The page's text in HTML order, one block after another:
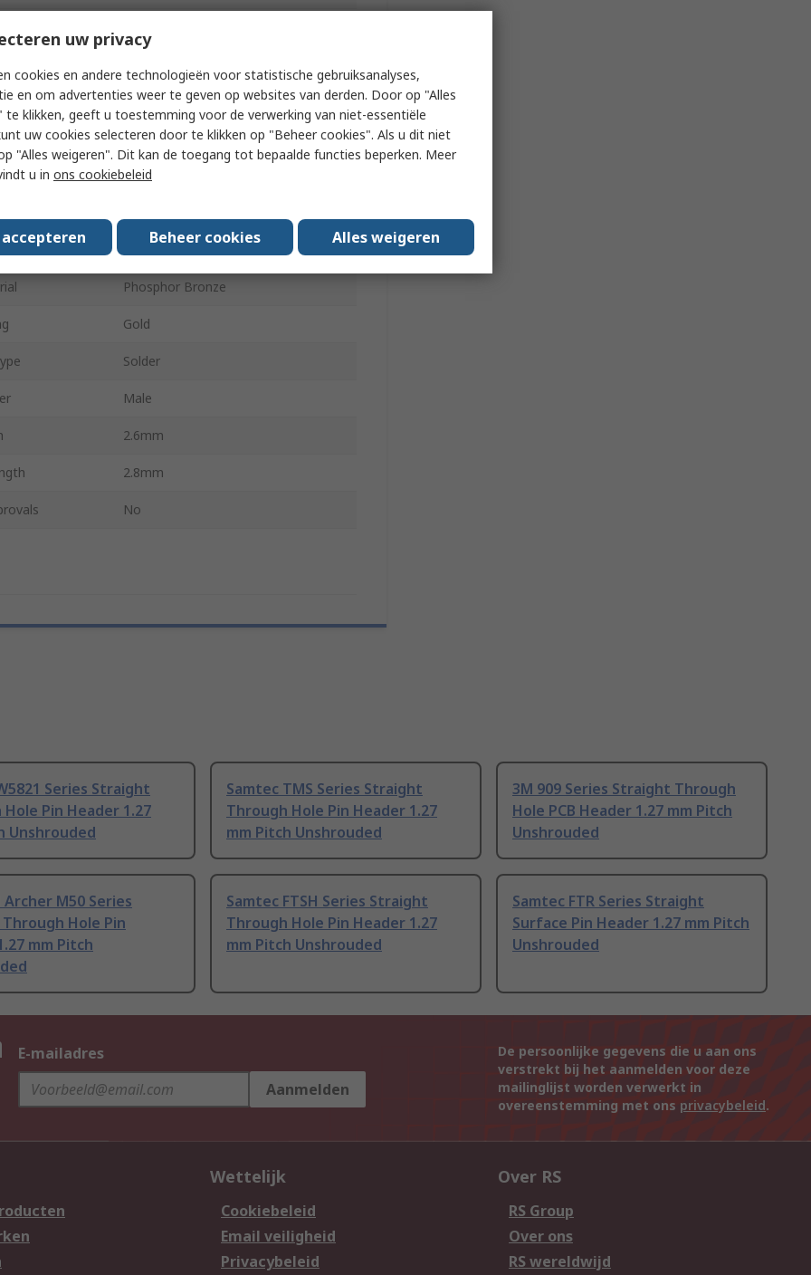
40
2
Straight
Phosphor Bronze
Gold
Solder
Male
2.6mm
2.8mm
No
Series Straight
Pin Header 1.27
Unshrouded
Samtec TMS Series Straight
Through Hole Pin Header 1.27
mm Pitch Unshrouded
3M 909 Series Straight Through
Hole PCB Header 1.27 mm Pitch
Unshrouded
Archer M50 Series
Hole Pin
mm Pitch
Samtec FTSH Series Straight
Through Hole Pin Header 1.27
mm Pitch Unshrouded
Samtec FTR Series Straight
Surface Pin Header 1.27 mm Pitch
Unshrouded
E-mailadres
Aanmelden
De persoonlijke gegevens die u aan ons
verstrekt bij het aanmelden voor deze
mailinglijst worden verwerkt in
overeenstemming met ons privacybeleid.
Wettelijk
Cookiebeleid
Email veiligheid
Privacybeleid
Over RS
RS Group
Over ons
RS wereldwijd
uw privacy
cookies en andere technologieën voor statistische gebruiksanalyses,
en om advertenties weer te geven op websites van derden. Door op "Alles
te klikken, geeft u toestemming voor de verwerking van niet-essentiële
uw cookies selecteren door te klikken op "Beheer cookies". Als u dit niet
"Alles weigeren". Dit kan de toegang tot bepaalde functies beperken. Meer
u in ons cookiebeleid
Beheer cookies Alles weigeren